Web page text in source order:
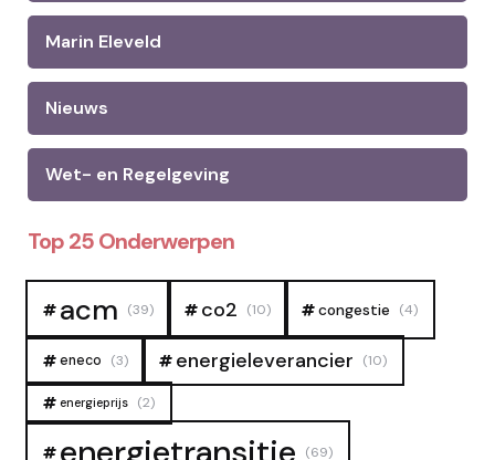
Marin Eleveld
Nieuws
Wet- en Regelgeving
Top 25 Onderwerpen
acm (39) co2 (10) congestie (4)
eneco (3) energieleverancier (10)
energieprijs (2)
(69)